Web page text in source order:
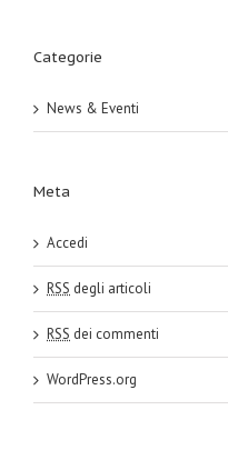
Categorie
News & Eventi
Meta
Accedi
RSS degli articoli
RSS dei commenti
WordPress.org